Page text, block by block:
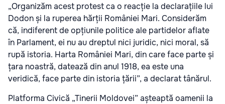
„Organizăm acest protest ca o reacție la declarațiile lui
Dodon și la ruperea hărții României Mari. Considerăm
că, indiferent de opțiunile politice ale partidelor aflate
în Parlament, ei nu au dreptul nici juridic, nici moral, să
rupă istoria. Harta României Mari, din care face parte și
țara noastră, datează din anul 1918, ea este una
veridică, face parte din istoria țării”, a declarat tânărul.
Platforma Civică „Tinerii Moldovei” așteaptă oamenii la